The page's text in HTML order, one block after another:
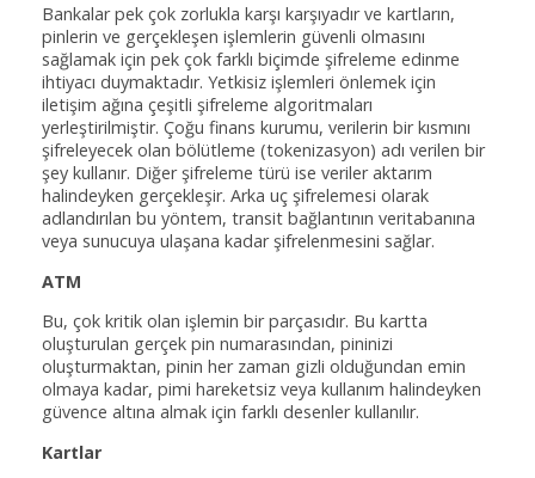
Bankalar pek çok zorlukla karşı karşıyadır ve kartların,
pinlerin ve gerçekleşen işlemlerin güvenli olmasını
sağlamak için pek çok farklı biçimde şifreleme edinme
ihtiyacı duymaktadır. Yetkisiz işlemleri önlemek için
iletişim ağına çeşitli şifreleme algoritmaları
yerleştirilmiştir. Çoğu finans kurumu, verilerin bir kısmını
şifreleyecek olan bölütleme (tokenizasyon) adı verilen bir
şey kullanır. Diğer şifreleme türü ise veriler aktarım
halindeyken gerçekleşir. Arka uç şifrelemesi olarak
adlandırılan bu yöntem, transit bağlantının veritabanına
veya sunucuya ulaşana kadar şifrelenmesini sağlar.
ATM
Bu, çok kritik olan işlemin bir parçasıdır. Bu kartta
oluşturulan gerçek pin numarasından, pininizi
oluşturmaktan, pinin her zaman gizli olduğundan emin
olmaya kadar, pimi hareketsiz veya kullanım halindeyken
güvence altına almak için farklı desenler kullanılır.
Kartlar